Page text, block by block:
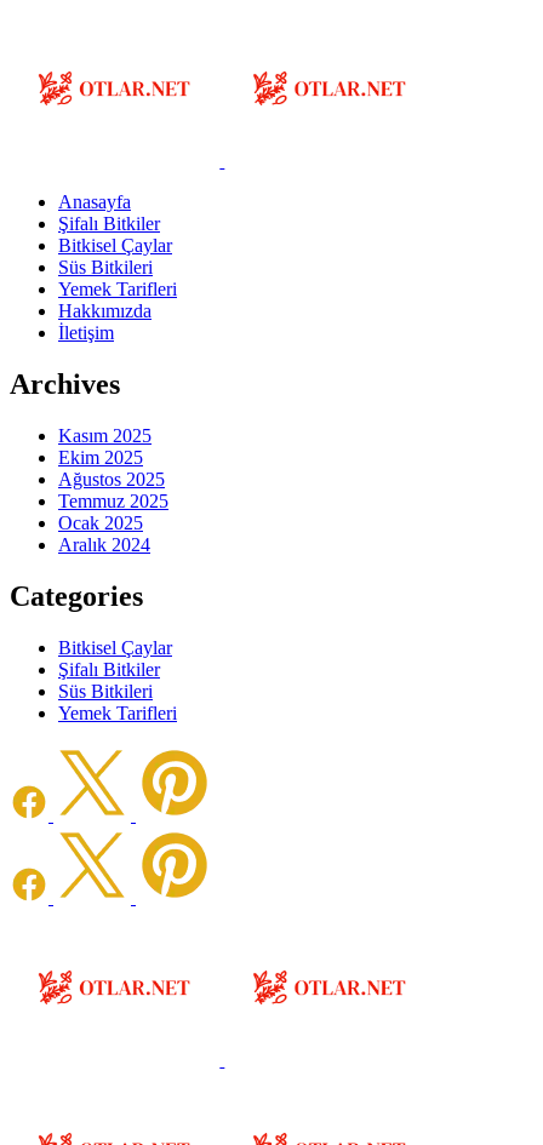
Anasayfa
Şifalı Bitkiler
Bitkisel Çaylar
Süs Bitkileri
Yemek Tarifleri
Hakkımızda
İletişim
Archives
Kasım 2025
Ekim 2025
Ağustos 2025
Temmuz 2025
Ocak 2025
Aralık 2024
Categories
Bitkisel Çaylar
Şifalı Bitkiler
Süs Bitkileri
Yemek Tarifleri